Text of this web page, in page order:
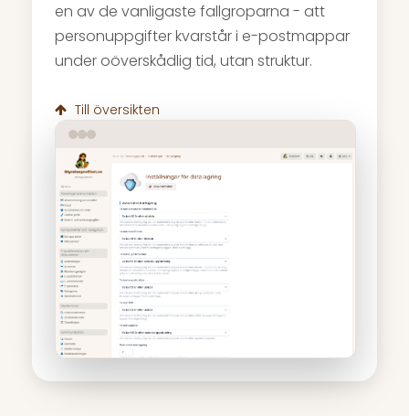
en av de vanligaste fallgroparna - att
personuppgifter kvarstår i e-postmappar
under oöverskådlig tid, utan struktur.
Till översikten